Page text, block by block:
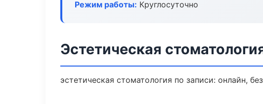
Режим работы: Круглосуточно
Эстетическая
эстетическая стоматология по записи: онлайн,